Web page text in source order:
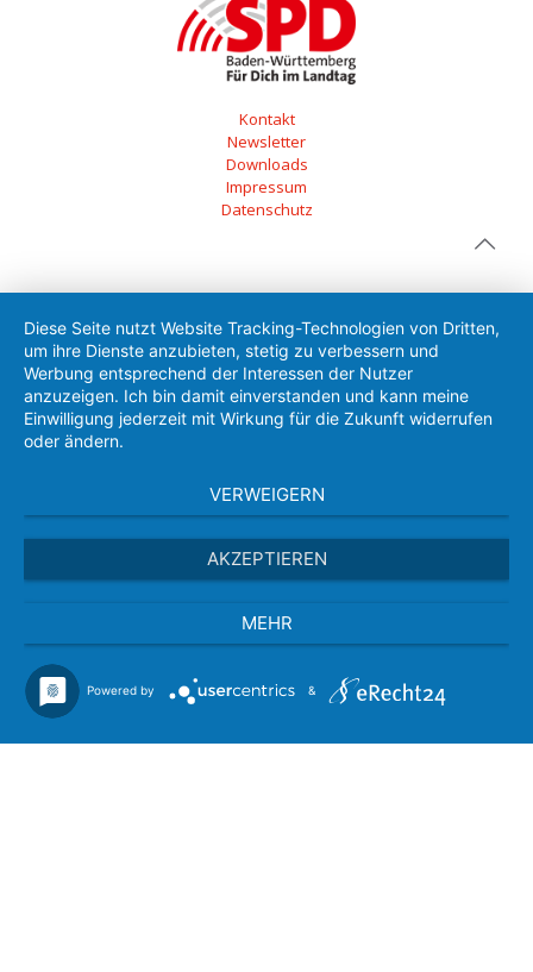
Kontakt
Newsletter
Downloads
Impressum
Datenschutz
Diese Seite nutzt Website Tracking-Technologien von Dritten,
um ihre Dienste anzubieten, stetig zu verbessern und
Werbung entsprechend der Interessen der Nutzer
anzuzeigen. Ich bin damit einverstanden und kann meine
Einwilligung jederzeit mit Wirkung für die Zukunft widerrufen
oder ändern.
VERWEIGERN
AKZEPTIEREN
MEHR
Powered by &